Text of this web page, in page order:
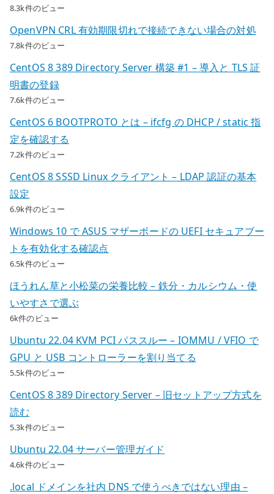
8.3k件のビュー
OpenVPN CRL 有効期限切れで接続できない場合の対処
7.8k件のビュー
CentOS 8 389 Directory Server 構築 #1 – 導入と TLS 証
明書の登録
7.6k件のビュー
CentOS 6 BOOTPROTO とは – ifcfg の DHCP / static 指
定を確認する
7.2k件のビュー
CentOS 8 SSSD Linux クライアント – LDAP 認証の基本
設定
6.9k件のビュー
Windows 10 で ASUS マザーボードの UEFI セキュアブー
トを有効化する確認点
6.5k件のビュー
ほうれん草と小松菜の栄養比較 – 鉄分・カルシウム・使
いやすさで選ぶ
6k件のビュー
Ubuntu 22.04 KVM PCI パススルー – IOMMU / VFIO で
GPU と USB コントローラーを割り当てる
5.5k件のビュー
CentOS 8 389 Directory Server – 旧セットアップ方式を
読む
5.3k件のビュー
Ubuntu 22.04 サーバー管理ガイド
4.6k件のビュー
.local ドメインを社内 DNS で使うべきではない理由 –